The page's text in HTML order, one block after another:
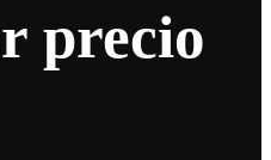
precio